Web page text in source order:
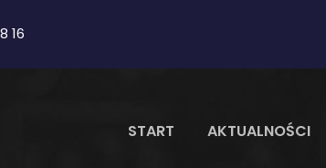
16
START AKTUALNOŚCI